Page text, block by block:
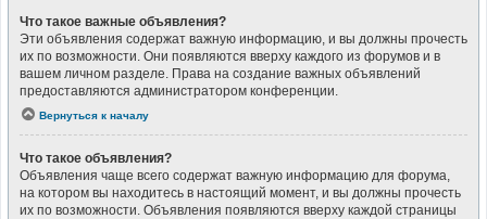
Что такое важные объявления?
Эти объявления содержат важную информацию, и вы должны прочесть
их по возможности. Они появляются вверху каждого из форумов и в
вашем личном разделе. Права на создание важных объявлений
предоставляются администратором конференции.
Вернуться к началу
Что такое объявления?
Объявления чаще всего содержат важную информацию для форума,
на котором вы находитесь в настоящий момент, и вы должны прочесть
их по возможности. Объявления появляются вверху каждой страницы